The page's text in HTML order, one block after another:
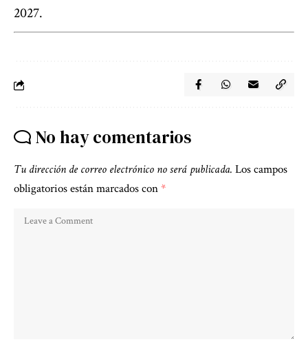
2027.
No hay comentarios
Tu dirección de correo electrónico no será publicada. Los campos
obligatorios están marcados con*